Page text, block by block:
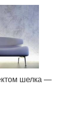
шелка —